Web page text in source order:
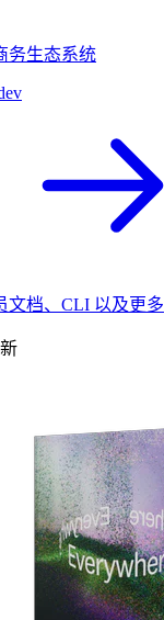
务生态系统
文档、CLI 以及更多